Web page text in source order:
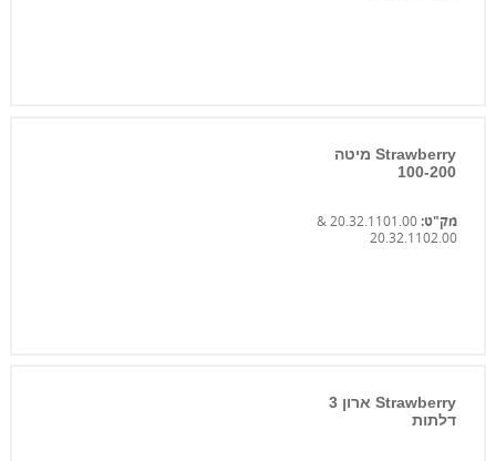
Strawberry מיטה
100-200
מק"ט:
20.32.1101.00 &
20.32.1102.00
Strawberry ארון 3
דלתות